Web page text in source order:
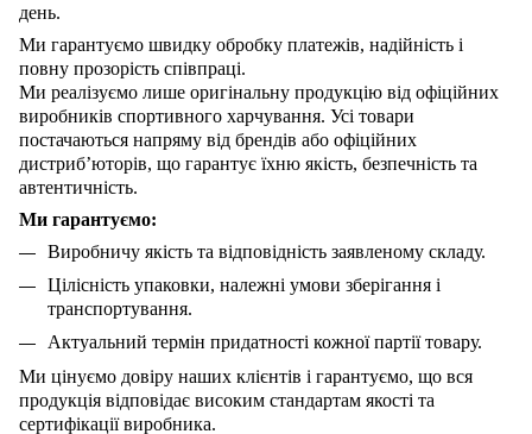
день.
Ми гарантуємо швидку обробку платежів, надійність і
повну прозорість співпраці.
Ми реалізуємо лише оригінальну продукцію від офіційних
виробників спортивного харчування. Усі товари
постачаються напряму від брендів або офіційних
дистриб’юторів, що гарантує їхню якість, безпечність та
автентичність.
Ми гарантуємо:
Виробничу якість та відповідність заявленому складу.
Цілісність упаковки, належні умови зберігання і
транспортування.
Актуальний термін придатності кожної партії товару.
Ми цінуємо довіру наших клієнтів і гарантуємо, що вся
продукція відповідає високим стандартам якості та
сертифікації виробника.